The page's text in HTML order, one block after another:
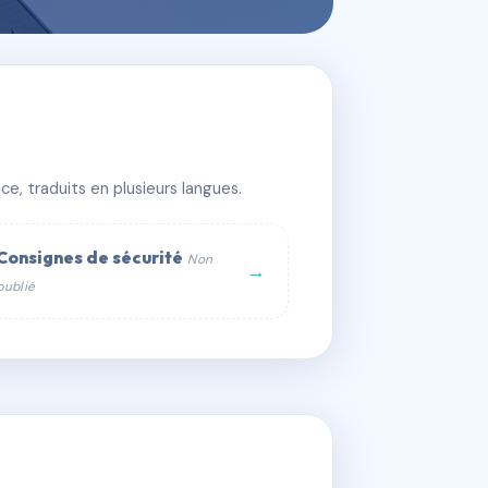
traduits en plusieurs langues.
de sécurité Non
→